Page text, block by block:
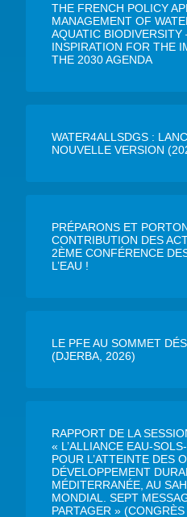
THE FRENCH POLICY
MANAGEMENT OF
AQUATIC BIODIVERSITY
INSPIRATION FOR THE
THE 2030 AGENDA
WATER4ALLSDGS :
NOUVELLE VERSION
PRÉPARONS ET
CONTRIBUTION DES
2ÈME CONFÉRENCE
L’EAU !
LE PFE AU SOMMET
(DJERBA, 2026)
RAPPORT DE LA
« L’ALLIANCE EAU-
POUR L’ATTEINTE DES
DÉVELOPPEMENT
MÉDITERRANÉE, AU
MONDIAL. SEPT
PARTAGER » (CONGRÈS